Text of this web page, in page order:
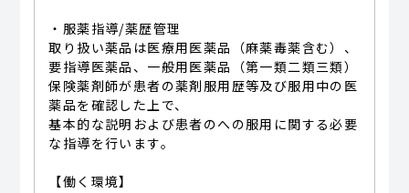
・服薬指導/薬歴管理
取り扱い薬品は医療用医薬品（麻薬毒薬含む）、
要指導医薬品、一般用医薬品（第一類二類三類）
保険薬剤師が患者の薬剤服用歴等及び服用中の医
薬品を確認した上で、
基本的な説明および患者のへの服用に関する必要
な指導を行います。
【働く環境】